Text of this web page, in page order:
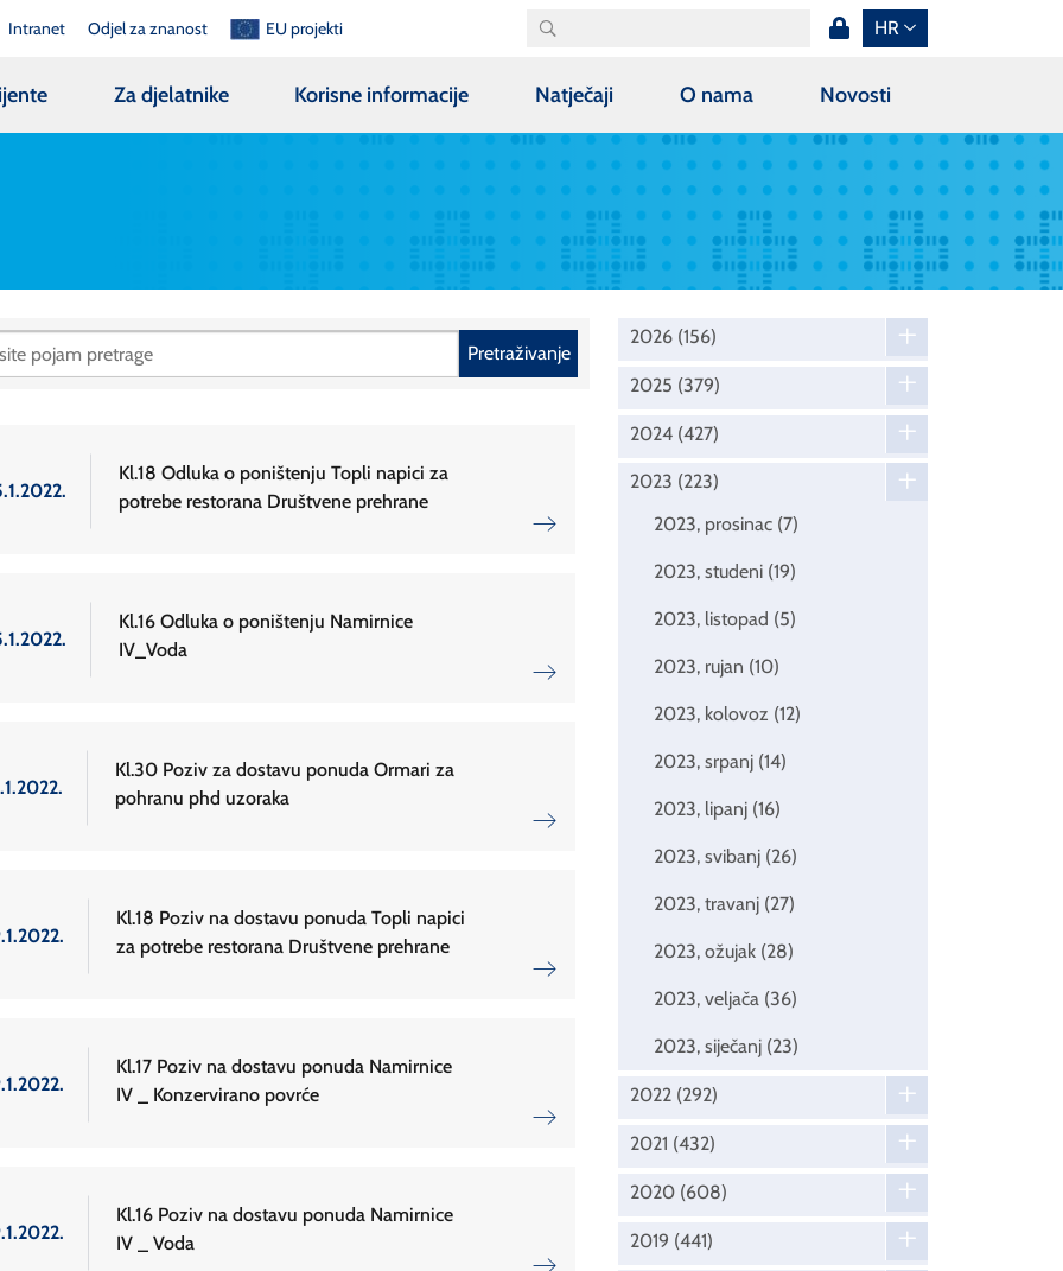
Intranet Odjel za znanost EU projekti HR
Za djelatnike Korisne informacije Natječaji O nama Novosti
Pretraživanje
Kl.18 Odluka o poništenju Topli napici za
potrebe restorana Društvene prehrane
Kl.16 Odluka o poništenju Namirnice
IV_Voda
Kl.30 Poziv za dostavu ponuda Ormari za
pohranu phd uzoraka
Kl.18 Poziv na dostavu ponuda Topli napici
za potrebe restorana Društvene prehrane
Kl.17 Poziv na dostavu ponuda Namirnice
IV _ Konzervirano povrće
Kl.16 Poziv na dostavu ponuda Namirnice
IV _ Voda
2026 (156)
2025 (379)
2024 (427)
2023 (223)
2023, prosinac (7)
2023, studeni (19)
2023, listopad (5)
2023, rujan (10)
2023, kolovoz (12)
2023, srpanj (14)
2023, lipanj (16)
2023, svibanj (26)
2023, travanj (27)
2023, ožujak (28)
2023, veljača (36)
2023, siječanj (23)
2022 (292)
2021 (432)
2020 (608)
2019 (441)